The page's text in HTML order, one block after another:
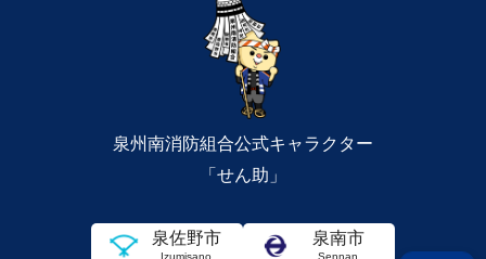
泉州南消防組合公式キャラクター
「せん助」
泉佐野市
Izumisano
泉南市
Sennan